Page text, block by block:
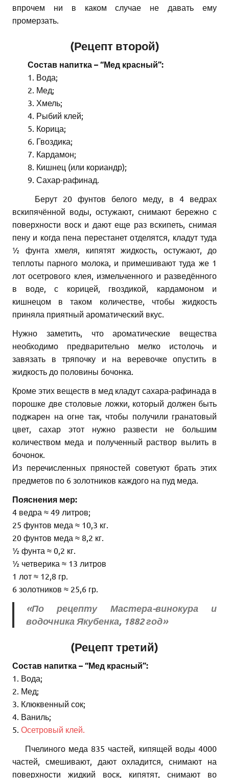
впрочем ни в каком случае не давать ему
промерзать.
(Рецепт второй)
Состав напитка – “Мед красный”:
1. Вода;
2. Мед;
3. Хмель;
4. Рыбий клей;
5. Корица;
6. Гвоздика;
7. Кардамон;
8. Кишнец (или кориандр);
9. Сахар-рафинад.
Берут 20 фунтов белого меду, в 4 ведрах
вскипячённой воды, остужают, снимают бережно с
поверхности воск и дают еще раз вскипеть, снимая
пену и когда пена перестанет отделятся, кладут туда
½ фунта хмеля, кипятят жидкость, остужают, до
теплоты парного молока, и примешивают туда же 1
лот осетрового клея, измельченного и разведённого
в воде, с корицей, гвоздикой, кардамоном и
кишнецом в таком количестве, чтобы жидкость
приняла приятный ароматический вкус.
Нужно заметить, что ароматические вещества
необходимо предварительно мелко истолочь и
завязать в тряпочку и на веревочке опустить в
жидкость до половины бочонка.
Кроме этих веществ в мед кладут сахара-рафинада в
порошке две столовые ложки, который должен быть
поджарен на огне так, чтобы получили гранатовый
цвет, сахар этот нужно развести не большим
количеством меда и полученный раствор вылить в
бочонок.
Из перечисленных пряностей советуют брать этих
предметов по 6 золотников каждого на пуд меда.
Пояснения мер:
4 ведра ≈ 49 литров;
25 фунтов меда ≈ 10,3 кг.
20 фунтов меда ≈ 8,2 кг.
½ фунта ≈ 0,2 кг.
½ четверика ≈ 13 литров
1 лот ≈ 12,8 гр.
6 золотников ≈ 25,6 гр.
«По рецепту Мастера-винокура и
водочника Якубенка, 1882 год»
(Рецепт третий)
Состав напитка – “Мед красный”:
1. Вода;
2. Мед;
3. Клюквенный сок;
4. Ваниль;
5. Осетровый клей.
Пчелиного меда 835 частей, кипящей воды 4000
частей, смешивают, дают охладится, снимают на
поверхности жидкий воск, кипятят, снимают во